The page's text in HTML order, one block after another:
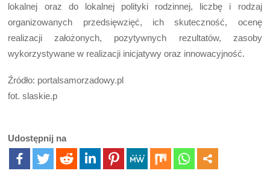
lokalnej oraz do lokalnej polityki rodzinnej, liczbę i rodzaj
organizowanych przedsięwzięć, ich skuteczność, ocenę
realizacji założonych, pozytywnych rezultatów, zasoby
wykorzystywane w realizacji inicjatywy oraz innowacyjność.
Źródło: portalsamorzadowy.pl
fot. slaskie.p
Udostępnij na